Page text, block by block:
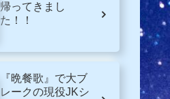
帰ってきまし
た！！
『晩餐歌』で大ブ
レークの現役JKシ